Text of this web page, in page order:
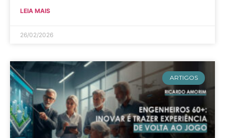
LEIA MAIS
26/02/2026
ARTIGOS